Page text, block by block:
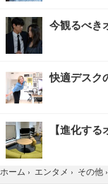
今観るべき
快適デスク
【進化する
ホーム › エンタメ › その他 ›